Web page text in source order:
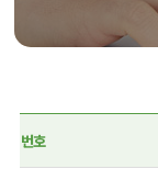
번호